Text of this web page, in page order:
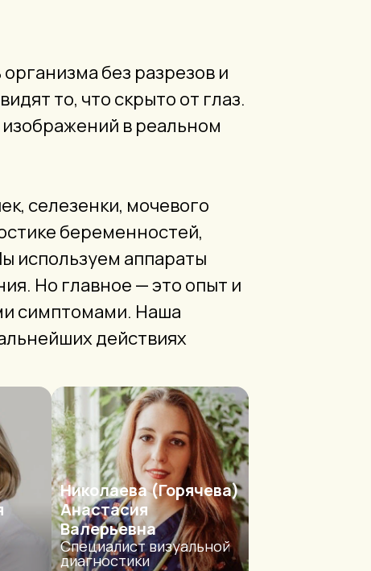
без разрезов и
то, что скрыто от глаз.
в реальном
селезенки, мочевого
беременностей,
используем аппараты
Но главное — это опыт и
симптомами. Наша
действиях
Николаева (Горячева)
Анастасия
Валерьевна
Специалист визуальной
диагностики